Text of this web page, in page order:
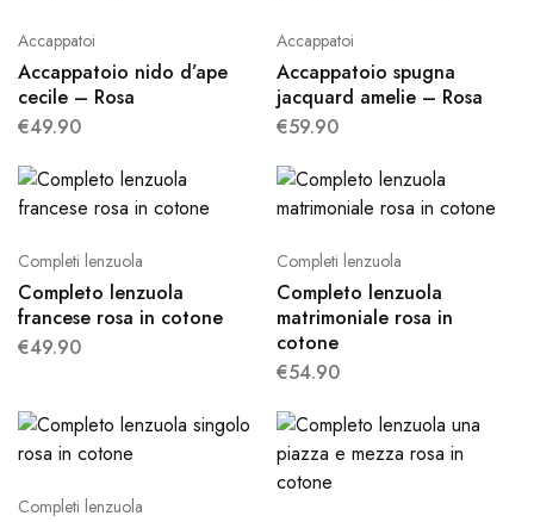
Accappatoi
Accappatoio nido d’ape
cecile – Rosa
€49.90
Accappatoi
Accappatoio spugna
jacquard amelie – Rosa
€59.90
Completi lenzuola
Completo lenzuola
francese rosa in cotone
€49.90
Completi lenzuola
Completo lenzuola
matrimoniale rosa in
cotone
€54.90
Completi lenzuola